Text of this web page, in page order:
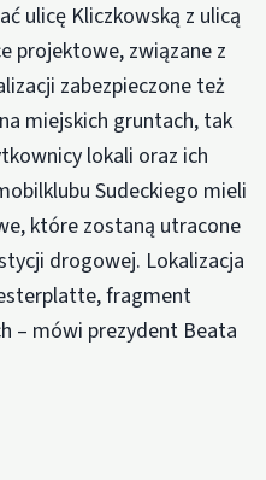
ulicę Kliczkowską z ulicą
projektowe, związane z
zabezpieczone też
miejskich gruntach, tak
lokali oraz ich
Sudeckiego mieli
które zostaną utracone
drogowej. Lokalizacja
fragment
– mówi prezydent Beata